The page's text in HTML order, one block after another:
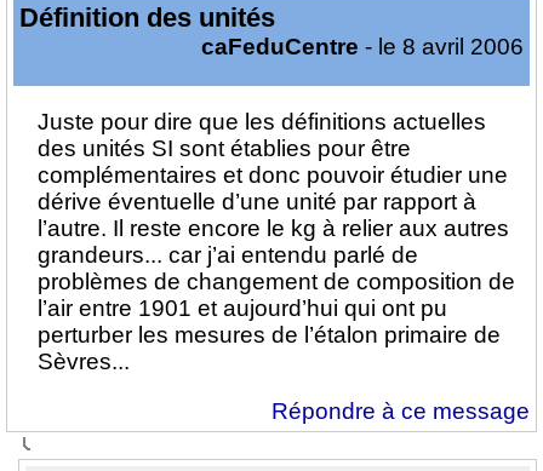
Définition des unités
caFeduCentre - le 8 avril 2006
Juste pour dire que les définitions actuelles
des unités SI sont établies pour être
complémentaires et donc pouvoir étudier une
dérive éventuelle d’une unité par rapport à
l’autre. Il reste encore le kg à relier aux autres
grandeurs... car j’ai entendu parlé de
problèmes de changement de composition de
l’air entre 1901 et aujourd’hui qui ont pu
perturber les mesures de l’étalon primaire de
Sèvres...
Répondre à ce message